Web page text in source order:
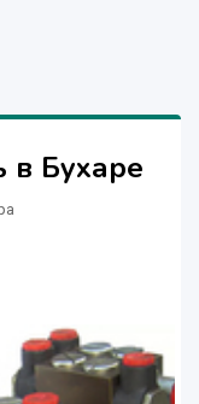
в Бухаре